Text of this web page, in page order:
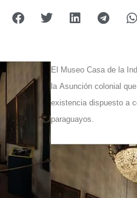
El Museo Casa de la
la Asunción colonial
existencia dispuesto a
paraguayos.